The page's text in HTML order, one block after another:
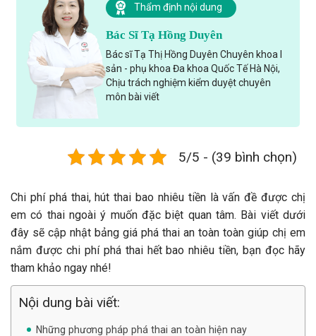
Thẩm định nội dung
Bác Sĩ Tạ Hồng Duyên
Bác sĩ Tạ Thị Hồng Duyên Chuyên khoa I
sản - phụ khoa Đa khoa Quốc Tế Hà Nội,
Chịu trách nghiệm kiểm duyệt chuyên
môn bài viết
5/5 - (39 bình chọn)
Chi phí phá thai, hút thai bao nhiêu tiền là vấn đề được chị
em có thai ngoài ý muốn đặc biệt quan tâm. Bài viết dưới
đây sẽ cập nhật bảng giá phá thai an toàn toàn giúp chị em
nắm được chi phí phá thai hết bao nhiêu tiền, bạn đọc hãy
tham khảo ngay nhé!
Nội dung bài viết:
Những phương pháp phá thai an toàn hiện nay